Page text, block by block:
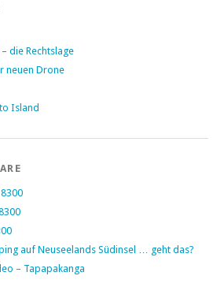
die Rechtslage
neuen Drone
Island
auf Neuseelands Südinsel … geht das?
– Tapapakanga